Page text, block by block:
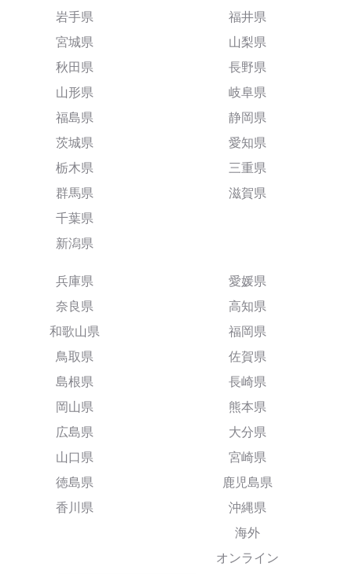
岩手県
宮城県
秋田県
山形県
福島県
茨城県
栃木県
群馬県
千葉県
新潟県
福井県
山梨県
長野県
岐阜県
静岡県
愛知県
三重県
滋賀県
兵庫県
奈良県
和歌山県
鳥取県
島根県
岡山県
広島県
山口県
徳島県
香川県
愛媛県
高知県
福岡県
佐賀県
長崎県
熊本県
大分県
宮崎県
鹿児島県
沖縄県
海外
オンライン